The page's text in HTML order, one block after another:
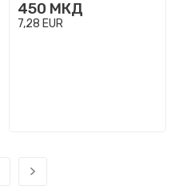
450 МКД
7,28 EUR